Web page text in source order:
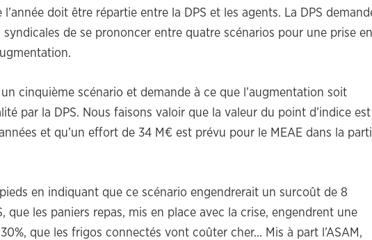
l’année doit être répartie entre la DPS et les agents. La DPS
de se prononcer entre quatre scénarios pour une prise en
un cinquième scénario et demande à ce que l’augmentation soit
par la DPS. Nous faisons valoir que la valeur du point d’indice est
et qu’un effort de 34 M€ est prévu pour le MEAE dans la
en indiquant que ce scénario engendrerait un surcoût de 8
que les paniers repas, mis en place avec la crise, engendrent une
que les frigos connectés vont coûter cher… Mis à part l’ASAM,